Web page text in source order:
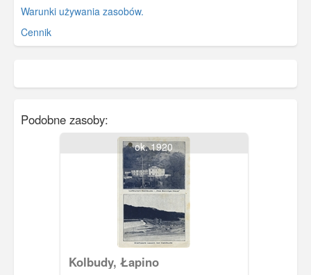
Warunki używania zasobów.
Cennik
Podobne zasoby:
ok. 1920
Kolbudy, Łapino